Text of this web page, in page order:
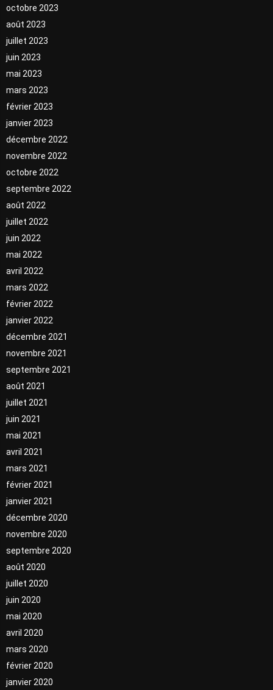
octobre 2023
août 2023
juillet 2023
juin 2023
mai 2023
mars 2023
février 2023
janvier 2023
décembre 2022
novembre 2022
octobre 2022
septembre 2022
août 2022
juillet 2022
juin 2022
mai 2022
avril 2022
mars 2022
février 2022
janvier 2022
décembre 2021
novembre 2021
septembre 2021
août 2021
juillet 2021
juin 2021
mai 2021
avril 2021
mars 2021
février 2021
janvier 2021
décembre 2020
novembre 2020
septembre 2020
août 2020
juillet 2020
juin 2020
mai 2020
avril 2020
mars 2020
février 2020
janvier 2020